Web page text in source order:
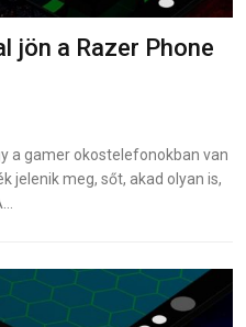
jön a Razer Phone
a gamer okostelefonokban van
jelenik meg, sőt, akad olyan is,